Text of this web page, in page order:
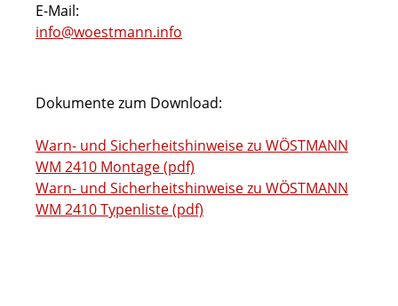
E-Mail:
info@woestmann.info
Dokumente zum Download:
Warn- und Sicherheitshinweise zu WÖSTMANN
WM 2410 Montage (pdf)
Warn- und Sicherheitshinweise zu WÖSTMANN
WM 2410 Typenliste (pdf)